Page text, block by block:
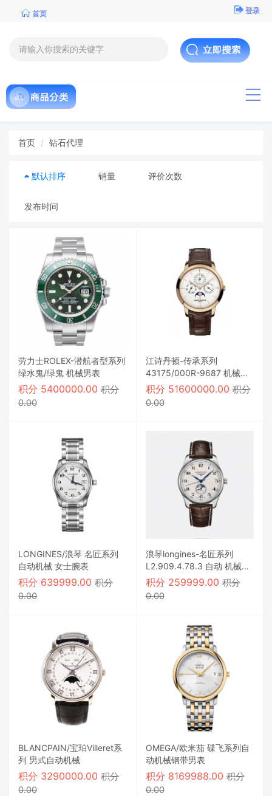
首页 登录
首页 钻石代理
默认排序 销量 评价次数
发布时间
劳力士ROLEX-潜航者型系列
绿水鬼/绿鬼 机械男表
积分 5400000.00 积分
0.00
江诗丹顿-传承系列
43175/000R-9687 机械男
表
积分 51600000.00积分
0.00
LONGINES/浪琴 名匠系列
自动机械 女士腕表
积分 639999.00 积分
0.00
浪琴longines-名匠系列
L2.909.4.78.3 自动 机械男
表
积分 259999.00积分
0.00
BLANCPAIN/宝珀Villeret系
列 男式自动机械
积分 3290000.00 积分
0.00
OMEGA/欧米茄 碟飞系列自
动机械钢带男表
积分 8169988.00积分
0.00